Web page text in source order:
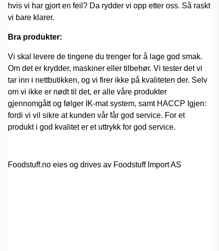
hvis vi har gjort en feil? Da rydder vi opp etter oss. Så raskt
vi bare klarer.
Bra produkter:
Vi skal levere de tingene du trenger for å lage god smak.
Om det er krydder, maskiner eller tilbehør. Vi tester det vi
tar inn i nettbutikken, og vi firer ikke på kvaliteten der. Selv
om vi ikke er nødt til det, er alle våre produkter
gjennomgått og følger IK-mat system, samt HACCP Igjen:
fordi vi vil sikre at kunden vår får god service. For et
produkt i god kvalitet er et uttrykk for god service.
Foodstuff.no eies og drives av Foodstuff Import AS